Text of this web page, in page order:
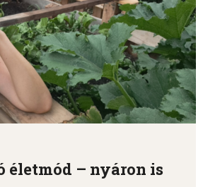
életmód – nyáron is